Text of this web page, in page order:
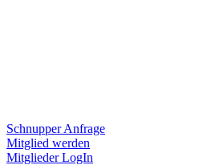
Schnupper Anfrage
Mitglied werden
Mitglieder LogIn